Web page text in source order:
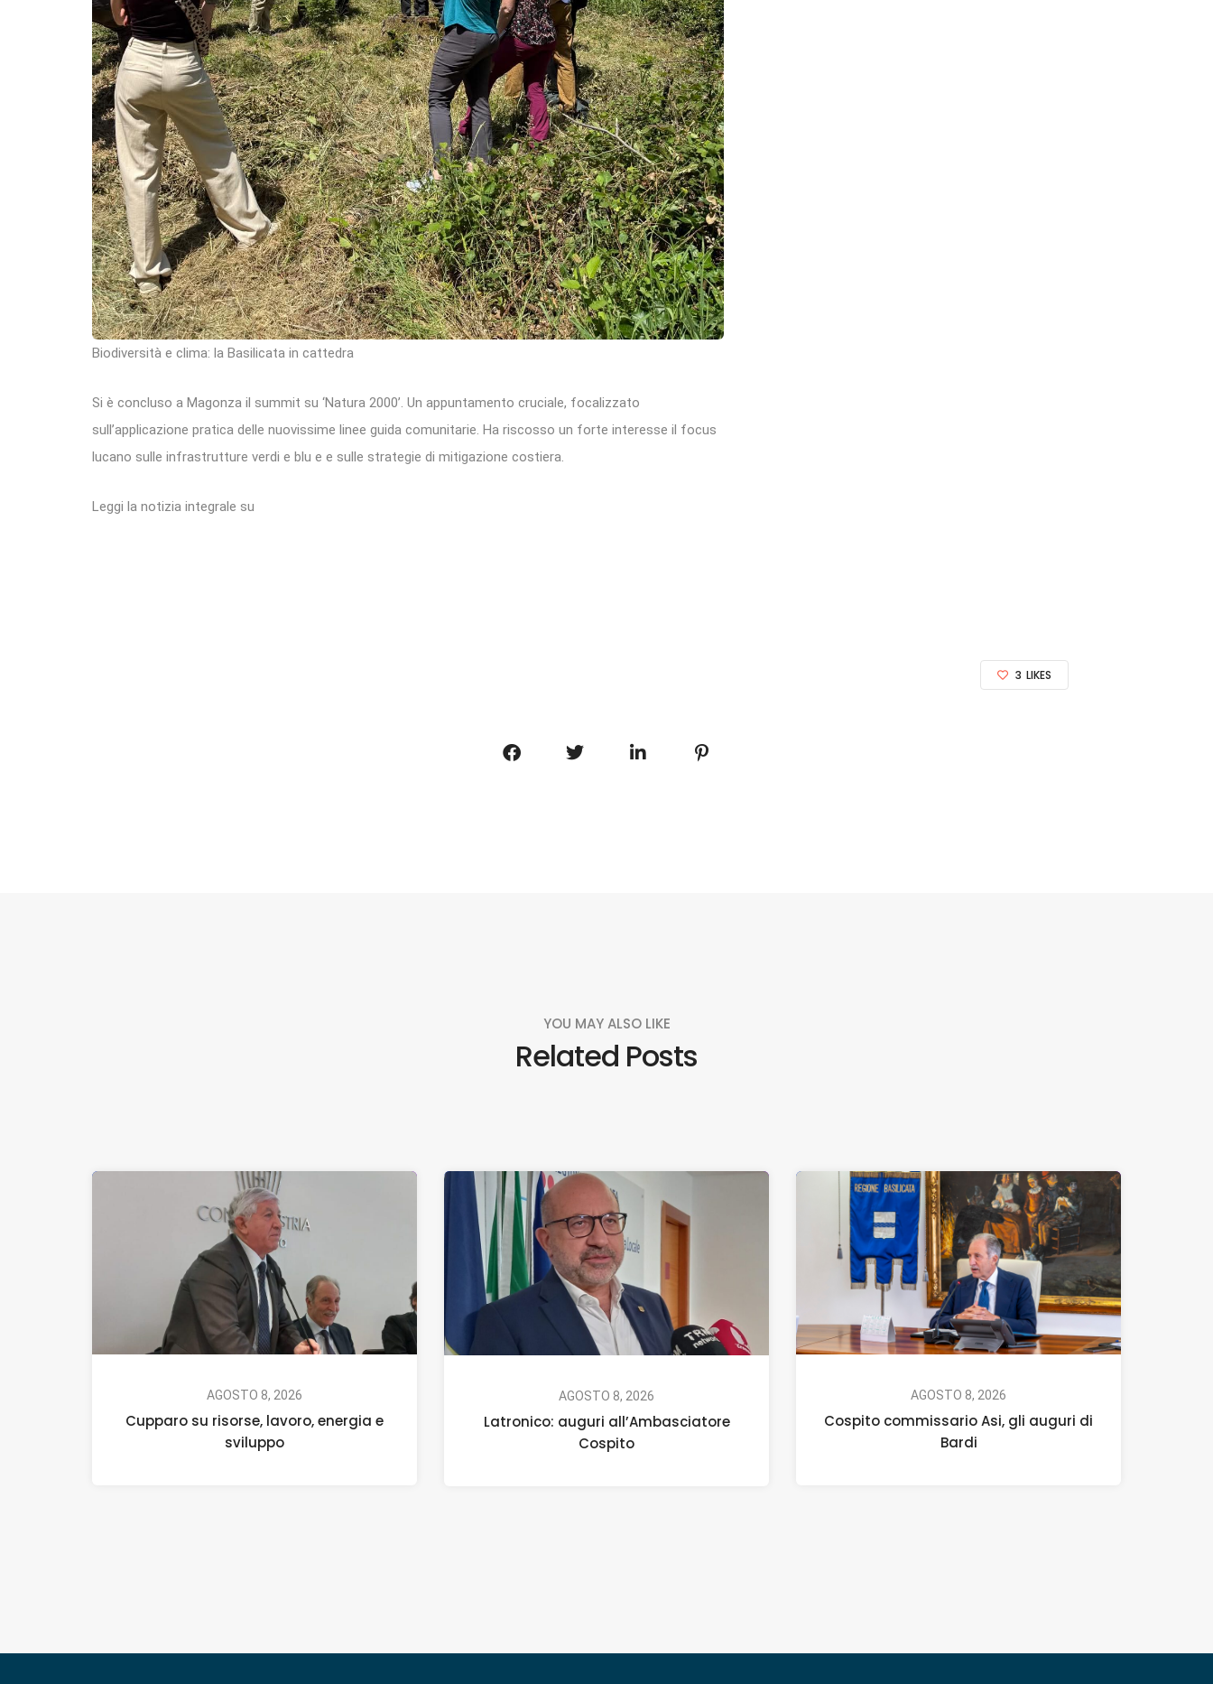
Biodiversità e clima: la Basilicata in cattedra
Si è concluso a Magonza il summit su ‘Natura 2000’. Un appuntamento cruciale, focalizzato
sull’applicazione pratica delle nuovissime linee guida comunitarie. Ha riscosso un forte interesse il focus
lucano sulle infrastrutture verdi e blu e e sulle strategie di mitigazione costiera.
Leggi la notizia integrale su
3 LIKES
YOU MAY ALSO LIKE
Related Posts
AGOSTO 8, 2026
Cupparo su risorse, lavoro, energia e
sviluppo
AGOSTO 8, 2026
Latronico: auguri all’Ambasciatore
Cospito
AGOSTO 8, 2026
Cospito commissario Asi, gli auguri di
Bardi